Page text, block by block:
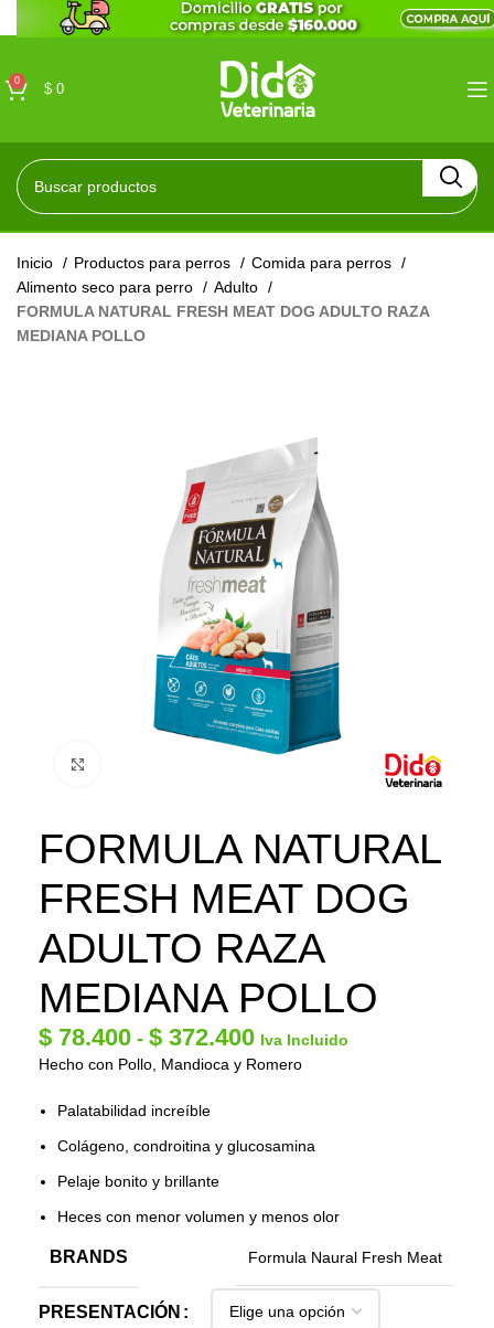
0
$ 0
Inicio Productos para perros
Comida para perros
Alimento seco para perro
Adulto
FORMULA NATURAL FRESH MEAT DOG ADULTO RAZA
MEDIANA POLLO
FORMULA NATURAL
FRESH MEAT DOG
ADULTO RAZA
MEDIANA POLLO
$ 78.400 - $ 372.400 Iva Incluido
Hecho con Pollo, Mandioca y Romero
Palatabilidad increíble
Colágeno, condroitina y glucosamina
Pelaje bonito y brillante
Heces con menor volumen y menos olor
BRANDS Formula Naural Fresh Meat
PRESENTACIÓN